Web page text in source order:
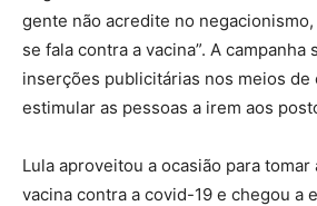
gente não acredite no
se fala contra a vacina”. A campanha
inserções publicitárias nos meios de
estimular as pessoas a irem aos
Lula aproveitou a ocasião para tomar
vacina contra a covid-19 e chegou a